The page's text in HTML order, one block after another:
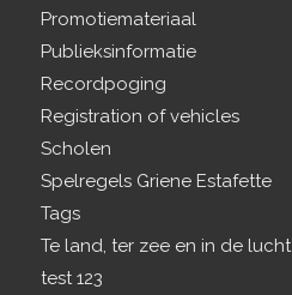
Promotiemateriaal
Publieksinformatie
Recordpoging
Registration of vehicles
Scholen
Spelregels Griene Estafette
Tags
Te land, ter zee en in de lucht
test 123